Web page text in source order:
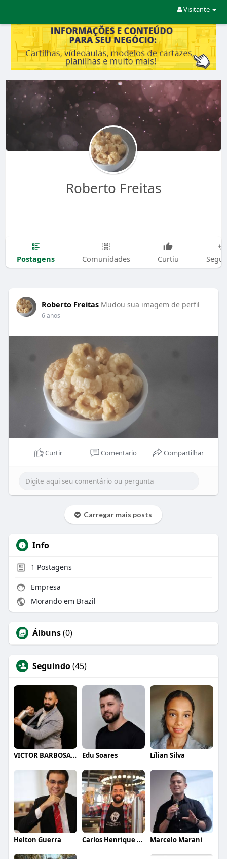
Visitante
Roberto Freitas
Postagens Comunidades Curtiu
Roberto Freitas Mudou sua imagem de perfil
6 anos
Curtir Comentario Compartilhar
Carregar mais posts
Info
1 Postagens
Empresa
Morando em Brazil
Álbuns(0)
Seguindo(45)
VICTOR BARBOSA QUARANTA Edu Soares Lílian Silva
Helton Guerra Carlos Henrique de Faria Vasconcelos Marcelo Marani